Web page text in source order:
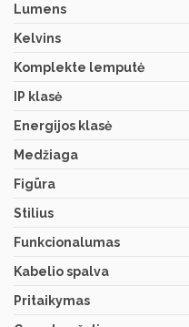
Lumens
Kelvins
Komplekte lemputė
IP klasė
Energijos klasė
Medžiaga
Figūra
Stilius
Funkcionalumas
Kabelio spalva
Pritaikymas